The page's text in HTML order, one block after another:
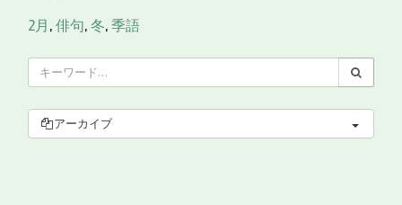
2月,俳句,冬,季語
アーカイブ